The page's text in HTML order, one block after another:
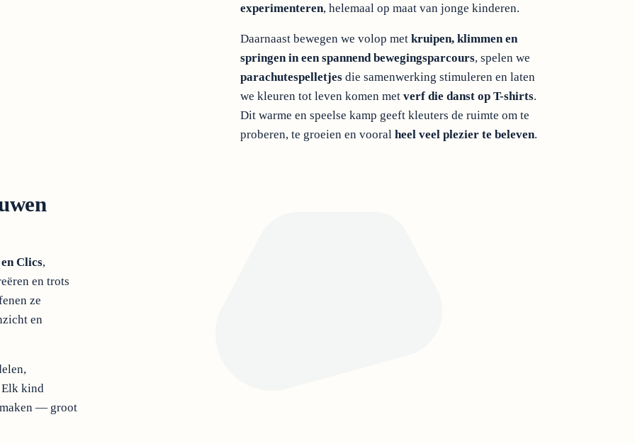
experimenteren, helemaal op maat van jonge kinderen.
Daarnaast bewegen we volop met kruipen, klimmen en
springen in een spannend bewegingsparcours, spelen we
parachutespelletjes die samenwerking stimuleren en laten
we kleuren tot leven komen met verf die danst op T-shirts.
Dit warme en speelse kamp geeft kleuters de ruimte om te
proberen, te groeien en vooral heel veel plezier te beleven.
Clics,
en trots
ze
en
Elk kind
— groot